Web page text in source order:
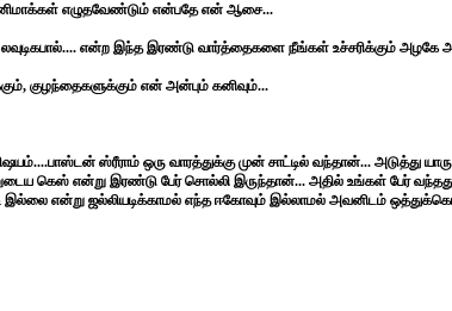
எழுதவேண்டும் என்பதே என் ஆசை...
என்ற இந்த இரண்டு வார்த்தைகளை நீங்கள் உச்சரிக்கும் அழகே
குழந்தைகளுக்கும் என் அன்பும் கனிவும்...
ஸ்ரீராம் ஒரு வாரத்துக்கு முன் சாட்டில் வந்தான்... அடுத்து
கெஸ் என்று இரண்டு பேர் சொல்லி இருந்தான்... அதில் உங்கள் பேர்
இல்லை என்று ஜல்லியடிக்காமல் எந்த ஈகோவும் இல்லாமல் அவனிடம்